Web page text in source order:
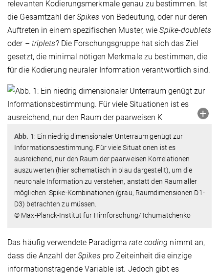
relevanten Kodierungsmerkmale genau zu bestimmen. Ist
die Gesamtzahl derSpikes von Bedeutung, oder nur deren
Auftreten in einem spezifischen Muster, wieSpike-doublets
oder – triplets? Die Forschungsgruppe hat sich das Ziel
gesetzt, die minimal nötigen Merkmale zu bestimmen, die
für die Kodierung neuraler Information verantwortlich sind.
Abb. 1: Ein niedrig dimensionaler Unterraum genügt zur
Informationsbestimmung. Für viele Situationen ist es
ausreichend, nur den Raum der paarweisen Korrelationen
auszuwerten (hier schematisch in blau dargestellt), um die
neuronale Information zu verstehen, anstatt den Raum aller
möglichen Spike-Kombinationen (grau, Raumdimensionen D1-
D3) betrachten zu müssen.
© Max-Planck-Institut für Hirnforschung/Tchumatchenko
Das häufig verwendete Paradigmarate coding nimmt an,
dass die Anzahl derSpikes pro Zeiteinheit die einzige
informationstragende Variable ist. Jedoch gibt es